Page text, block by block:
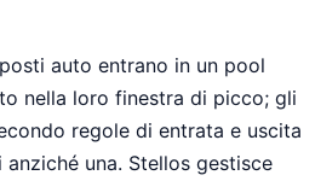
auto entrano in un pool
nella loro finestra di picco; gli
regole di entrata e uscita
una. Stellos gestisce